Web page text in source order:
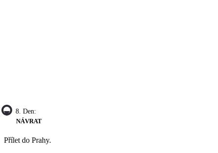
8. Den:
NÁVRAT
Přílet do Prahy.